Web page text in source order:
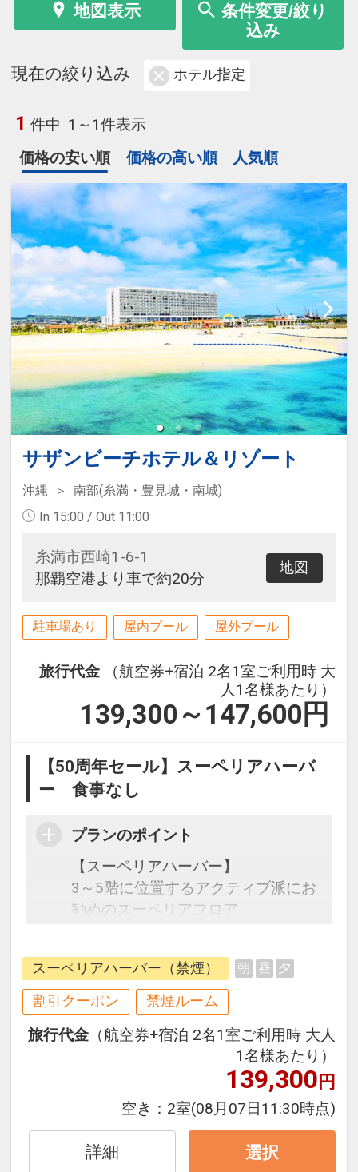
地図表示
条件変更/絞り
込み
現在の絞り込み ホテル指定
1 件中 1～1件表示
価格の安い順
価格の高い順 人気順
サザンビーチホテル＆リゾート
沖縄
南部(糸満・豊見城・南城)
In 15:00 / Out 11:00
糸満市西崎1-6-1
那覇空港より車で約20分
地図
駐車場あり 屋内プール 屋外プール
旅行代金
（航空券+宿泊 2名1室ご利用時 大
人1名様あたり）
139,300～147,600 円
【50周年セール】スーペリアハーバ
ー 食事なし
プランのポイント
【スーペリアハーバー】
3～5階に位置するアクティブ派にお
勧めのスーペリアフロア
明るいファブリックとビーチやハー
バーを近くに感じられる眺望外観魅
力。
スタイリッシュで、爽やかな色調の
内装に、心地よい家具が配置されて
おり、リゾートらしさを体感できる
清潔感が漂う空間です。
館内施設へのアクセスも便利です。
【宿泊特典】
スーペリアハーバー（禁煙） 朝 昼 夕
割引クーポン 禁煙ルーム
旅行代金 （航空券+宿泊 2名1室ご利用時 大人
1名様あたり）
139,300円
空き： 2室(08月07日11:30時点)
詳細 選択